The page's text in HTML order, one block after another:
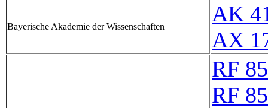
Bayerische Akademie der Wissenschaften
AK
AX
RF
RF